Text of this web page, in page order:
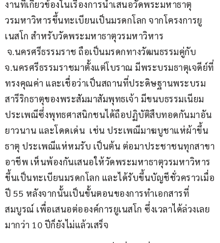
งานที่เกี่ยวข้องในเรื่องการนําเสนอวัดพระมหาธาตุ
วรมหาวิหารขึ้นทะเบียนเป็นมรดกโลก จากโครงการยู
เนสโก สำหรับวัดพระมหาธาตุวรมหาวิหาร
จ.นครศรีธรรมราช ถือเป็นมรดกทางวัฒนธรรมคู่กับ
จ.นครศรีธรรมราชมาตั้งแต่โบราณ มีพระบรมธาตุเจดีย์ที่
ทรงคุณค่า และเชื่อว่าเป็นสถานที่ประดิษฐานพระบรม
สารีริกธาตุของพระสัมมาสัมพุทธเจ้า มีขนบธรรมเนียม
ประเพณีซึ่งพุทธศาสนิกชนได้ถือปฏิบัติสืบทอดกันมาอัน
ยาวนาน และโดดเด่น  เช่น ประเพณีมาฆบูชาแห่ผ้าขึ้น
ธาตุ ประเพณีแห่หมรับ เป็นต้น ต่อมาประชาชนทุกสาขา
อาชีพ เห็นพ้องกันเสนอให้วัดพระมหาธาตุวรมหาวิหาร
ขึ้นเป็นทะเบียนมรดกโลก และได้รับขึ้นบัญชีชั่วคราวเมื่อ
ปี 55 หลังจากนั้นเป็นขั้นตอนของการทําเอกสารที่
สมบูรณ์ เพื่อเสนอต่อองค์การยูเนสโก ซึ่งเวลาได้ล่วงเลย
มากว่า 10 ปีก็ยังไม่แล้วเสร็จ